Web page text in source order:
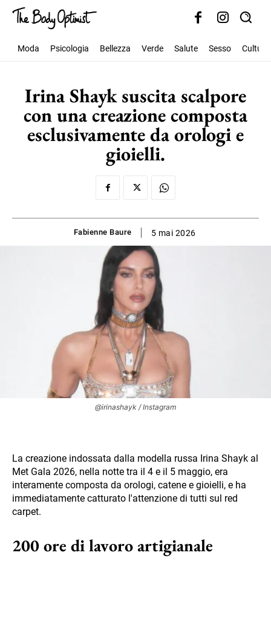
Moda Psicologia Bellezza Verde Salute Sesso Cultura
Irina Shayk suscita scalpore
con una creazione composta
esclusivamente da orologi e
gioielli.
Fabienne Baure 5 mai 2026
@irinashayk / Instagram
La creazione indossata dalla modella russa Irina Shayk al
Met Gala 2026, nella notte tra il 4 e il 5 maggio, era
interamente composta da orologi, catene e gioielli, e ha
immediatamente catturato l'attenzione di tutti sul red
carpet.
200 ore di lavoro artigianale